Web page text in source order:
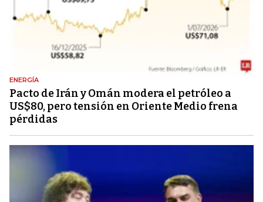
ENERGÍA
Pacto de Irán y Omán modera el petróleo a
US$80, pero tensión en Oriente Medio frena
pérdidas